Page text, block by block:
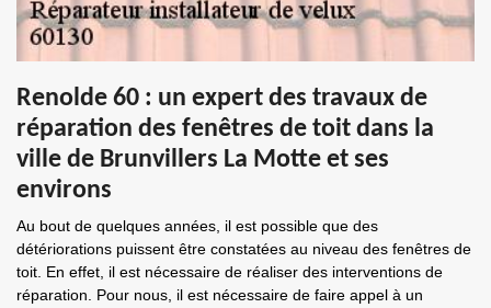
Renolde 60 : un expert des travaux de
réparation des fenêtres de toit dans la
ville de Brunvillers La Motte et ses
environs
Au bout de quelques années, il est possible que des
détériorations puissent être constatées au niveau des fenêtres de
toit. En effet, il est nécessaire de réaliser des interventions de
réparation. Pour nous, il est nécessaire de faire appel à un